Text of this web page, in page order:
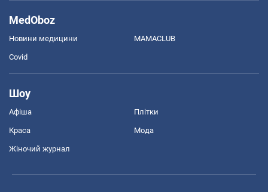
MedOboz
Новини медицини MAMACLUB
Covid
Шоу
Афіша Плітки
Краса Мода
Жіночий журнал